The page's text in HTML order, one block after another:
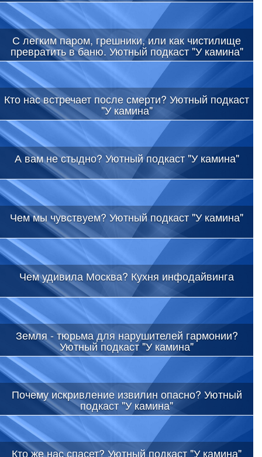
С легким паром, грешники, или как чистилище
превратить в баню. Уютный подкаст "У камина"
Кто нас встречает после смерти? Уютный подкаст
"У камина"
А вам не стыдно? Уютный подкаст "У камина"
Чем мы чувствуем? Уютный подкаст "У камина"
Чем удивила Москва? Кухня инфодайвинга
Земля - тюрьма для нарушителей гармонии?
Уютный подкаст "У камина"
Почему искривление извилин опасно? Уютный
подкаст "У камина"
Кто же нас спасет? Уютный подкаст "У камина"